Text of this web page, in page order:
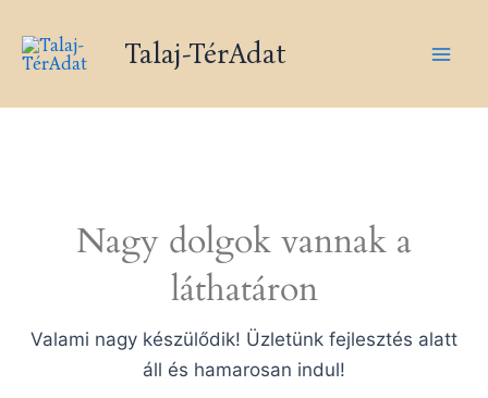
content
Talaj-TérAdat
Nagy dolgok vannak a
láthatáron
Valami nagy készülődik! Üzletünk fejlesztés alatt
áll és hamarosan indul!